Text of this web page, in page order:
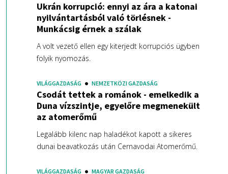
Ukrán korrupció: ennyi az ára a katonai
nyilvántartásból való törlésnek -
Munkácsig érnek a szálak
A volt vezető ellen egy kiterjedt korrupciós ügyben
folyik nyomozás.
VILÁGGAZDASÁG NEMZETKÖZI GAZDASÁG
Csodát tettek a románok - emelkedik a
Duna vízszintje, egyelőre megmenekült
az atomerőmű
Legalább kilenc nap haladékot kapott a sikeres
dunai beavatkozás után Cernavodai Atomerőmű.
VILÁGGAZDASÁG MAGYAR GAZDASÁG